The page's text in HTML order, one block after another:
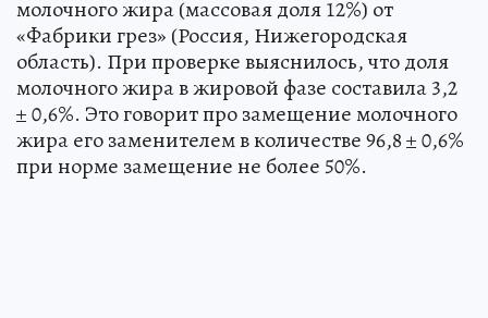
молочного жира (массовая доля 12%) от
«Фабрики грез» (Россия, Нижегородская
область). При проверке выяснилось, что доля
молочного жира в жировой фазе составила 3,2
± 0,6%. Это говорит про замещение молочного
жира его заменителем в количестве 96,8 ± 0,6%
при норме замещение не более 50%.